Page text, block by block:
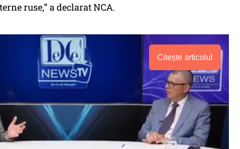
ruse,” a declarat NCA.
Citește articolul